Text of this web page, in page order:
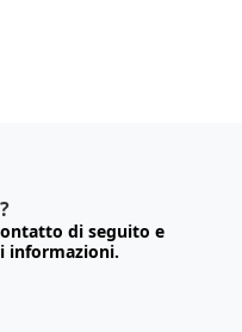
di seguito e
informazioni.